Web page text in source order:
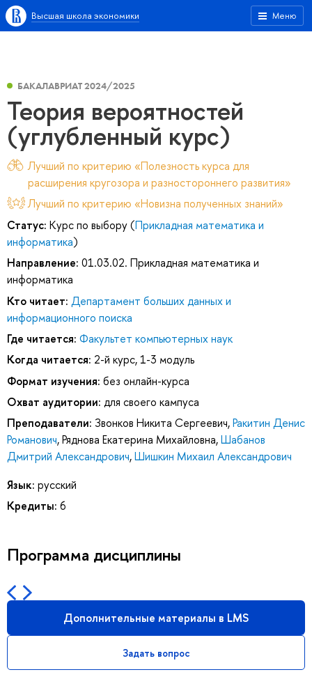
Меню
Высшая школа экономики
БАКАЛАВРИАТ 2024/2025
Теория вероятностей
(углубленный курс)
Лучший по критерию «Полезность курса для
расширения кругозора и разностороннего развития»
Лучший по критерию «Новизна полученных знаний»
Статус: Курс по выбору (Прикладная математика и
информатика)
Направление: 01.03.02. Прикладная математика и
информатика
Кто читает: Департамент больших данных и
информационного поиска
Где читается: Факультет компьютерных наук
Когда читается: 2-й курс, 1-3 модуль
Формат изучения: без онлайн-курса
Охват аудитории: для своего кампуса
Преподаватели: Звонков Никита Сергеевич,Ракитин Денис
Романович,Ряднова Екатерина Михайловна,Шабанов
Дмитрий Александрович,Шишкин Михаил Александрович
Язык: русский
Кредиты: 6
Программа дисциплины
Дополнительные материалы в LMS
Задать вопрос